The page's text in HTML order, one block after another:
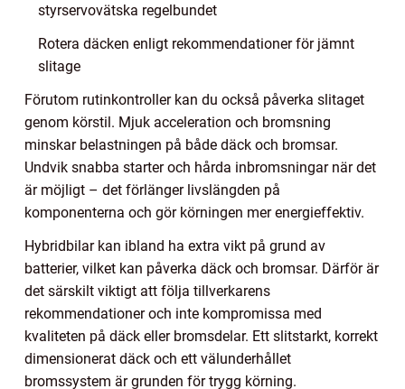
styrservovätska regelbundet
Rotera däcken enligt rekommendationer för jämnt
slitage
Förutom rutinkontroller kan du också påverka slitaget
genom körstil. Mjuk acceleration och bromsning
minskar belastningen på både däck och bromsar.
Undvik snabba starter och hårda inbromsningar när det
är möjligt – det förlänger livslängden på
komponenterna och gör körningen mer energieffektiv.
Hybridbilar kan ibland ha extra vikt på grund av
batterier, vilket kan påverka däck och bromsar. Därför är
det särskilt viktigt att följa tillverkarens
rekommendationer och inte kompromissa med
kvaliteten på däck eller bromsdelar. Ett slitstarkt, korrekt
dimensionerat däck och ett välunderhållet
bromssystem är grunden för trygg körning.